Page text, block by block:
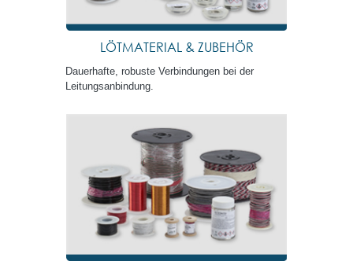
LÖTMATERIAL & ZUBEHÖR
Dauerhafte, robuste Verbindungen bei der
Leitungsanbindung.